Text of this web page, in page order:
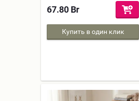
67.80 Br
Купить в один клик